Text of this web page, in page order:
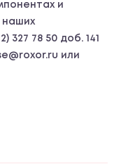
и
наших
327 78 50 доб. 141
или